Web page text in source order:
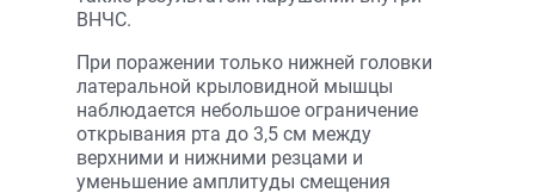
ВНЧС.
При поражении только нижней головки
латеральной крыловидной мышцы
наблюдается небольшое ограничение
открывания рта до 3,5 см между
верхними и нижними резцами и
уменьшение амплитуды смещения